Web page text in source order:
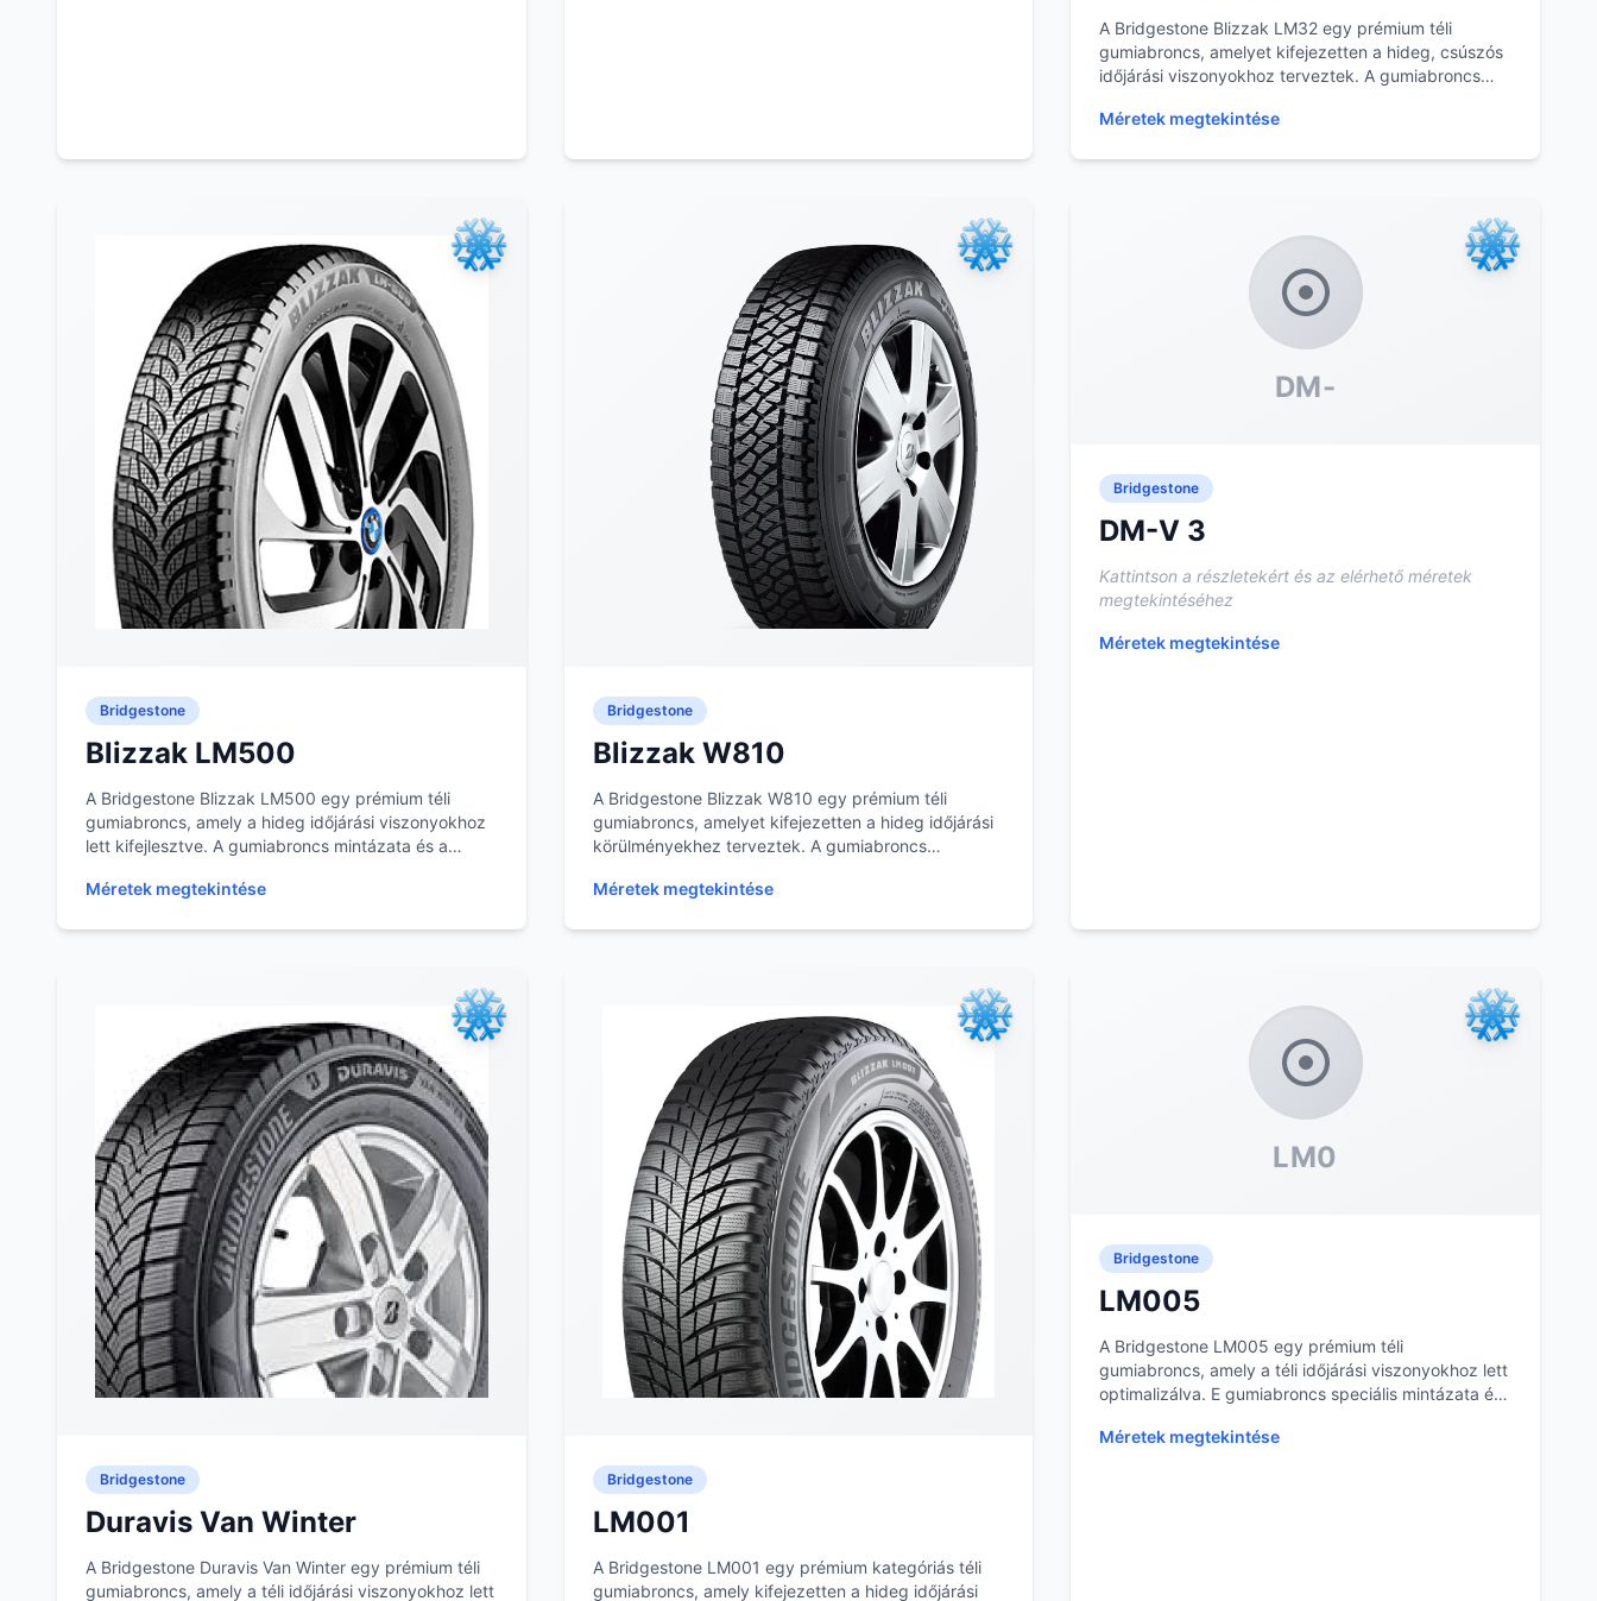
A Bridgestone Blizzak LM32 egy prémium téli
gumiabroncs, amelyet kifejezetten a hideg, csúszós
időjárási viszonyokhoz terveztek. A gumiabroncs
Méretek megtekintése
Bridgestone
Blizzak LM500
A Bridgestone Blizzak LM500 egy prémium téli
gumiabroncs, amely a hideg időjárási viszonyokhoz
lett kifejlesztve. A gumiabroncs mintázata és a
Méretek megtekintése
Bridgestone
Blizzak W810
A Bridgestone Blizzak W810 egy prémium téli
gumiabroncs, amelyet kifejezetten a hideg időjárási
körülményekhez terveztek. A gumiabroncs
Méretek megtekintése
DM-
Bridgestone
DM-V 3
Kattintson a részletekért és az elérhető méretek
megtekintéséhez
Méretek megtekintése
Bridgestone
Duravis Van Winter
A Bridgestone Duravis Van Winter egy prémium téli
gumiabroncs, amely a téli időjárási viszonyokhoz lett
Bridgestone
LM001
A Bridgestone LM001 egy prémium kategóriás téli
gumiabroncs, amely kifejezetten a hideg időjárási
LM0
Bridgestone
LM005
A Bridgestone LM005 egy prémium téli
gumiabroncs, amely a téli időjárási viszonyokhoz lett
optimalizálva. E gumiabroncs speciális mintázata és
Méretek megtekintése